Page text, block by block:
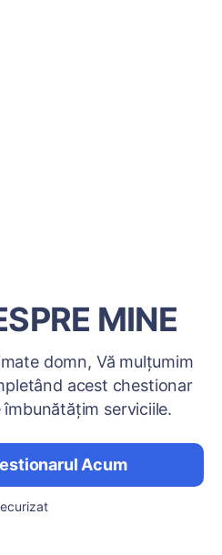
MINE
domn, Vă mulțumim
acest chestionar
serviciile.
Acum